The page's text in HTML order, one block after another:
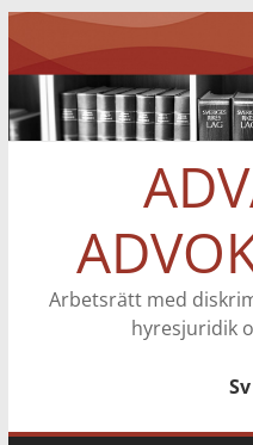
Hoppa
till
innehåll
Arbetsrätt med
hyresjuridik
Sv